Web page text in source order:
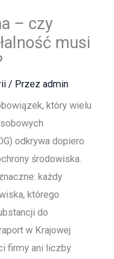
– czy
musi
/ Przezadmin
który wielu
odkrywa dopiero
środowiska.
każdy
którego
do
w Krajowej
firmy ani liczby